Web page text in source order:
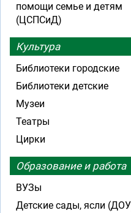
помощи семье и детям
(ЦСПСиД)
Культура
Библиотеки городские
Библиотеки детские
Музеи
Театры
Цирки
Образование и работа
ВУЗы
Детские сады, ясли